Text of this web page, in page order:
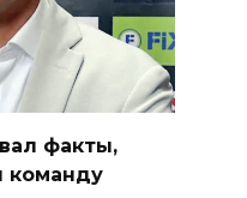
факты,
команду